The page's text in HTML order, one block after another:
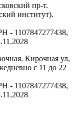
пр-т.
институт).
- 1107847277438,
Кирочная ул,
с 11 до 22
- 1107847277438,